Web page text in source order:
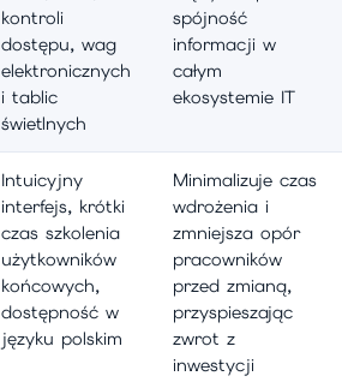
kontroli
dostępu, wag
elektronicznych
i tablic
świetlnych
spójność
informacji w
całym
ekosystemie IT
Intuicyjny
interfejs, krótki
czas szkolenia
użytkowników
końcowych,
dostępność w
języku polskim
Minimalizuje czas
wdrożenia i
zmniejsza opór
pracowników
przed zmianą,
przyspieszając
zwrot z
inwestycji